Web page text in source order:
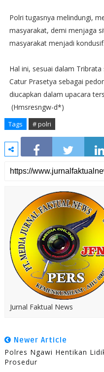
Polri tugasnya melindungi,
masyarakat, demi menjaga
masyarakat menjadi kondusif.
Hal ini, sesuai dalam
Catur Prasetya sebagai
diucapkan dalam upacara
(Hmsresngw-d*)
Tags # polri
Jurnal Faktual News
Newer Article
Polres Ngawi Hentikan
Prosedur